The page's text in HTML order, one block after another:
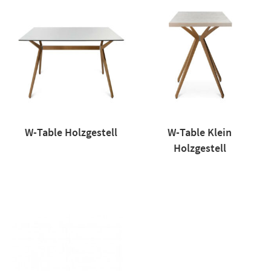
W-Table Holzgestell
W-Table Klein
Holzgestell